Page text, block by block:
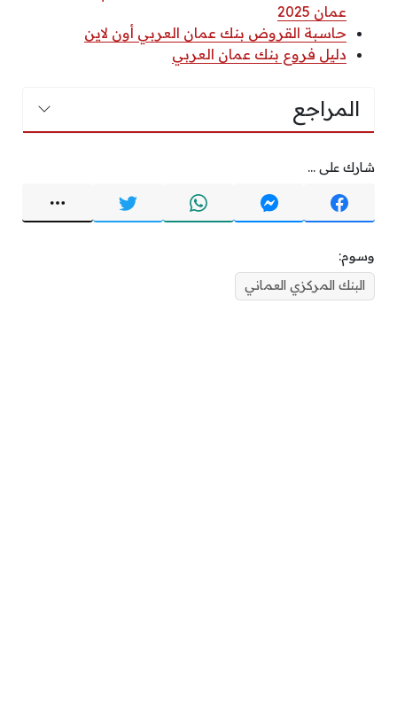
عمان 2025
حاسبة القروض بنك عمان العربي أون لاين
دليل فروع بنك عمان العربي
المراجع
شارك على ...
وسوم:
البنك المركزي العماني